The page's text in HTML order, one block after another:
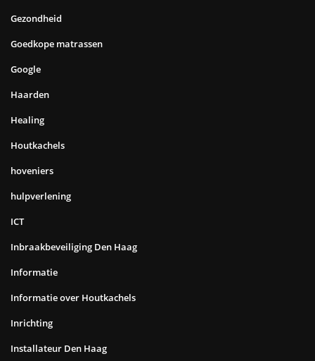
Gezondheid
Goedkope matrassen
Google
Haarden
Healing
Houtkachels
hoveniers
hulpverlening
ICT
Inbraakbeveiliging Den Haag
Informatie
Informatie over Houtkachels
Inrichting
Installateur Den Haag